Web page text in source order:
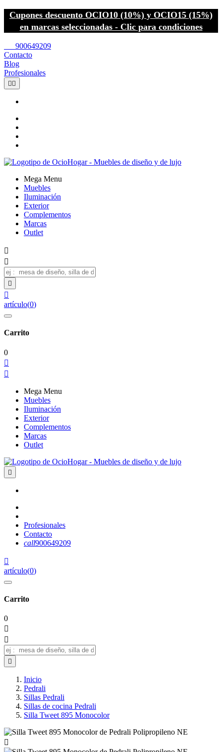
Cupones descuento OCIO10 (10%) y OCIO15 (15%)
en marcas seleccionadas - Clic para condiciones
900649209
Contacto
Blog
Profesionales
 
Mega Menu
Muebles
Iluminación
Exterior
Complementos
Marcas
Outlet




artículo(0)
Carrito
0


Mega Menu
Muebles
Iluminación
Exterior
Complementos
Marcas
Outlet

Profesionales
Contacto
call900649209

artículo(0)
Carrito
0



Inicio
Pedrali
Sillas Pedrali
Sillas de cocina Pedrali
Silla Tweet 895 Monocolor
